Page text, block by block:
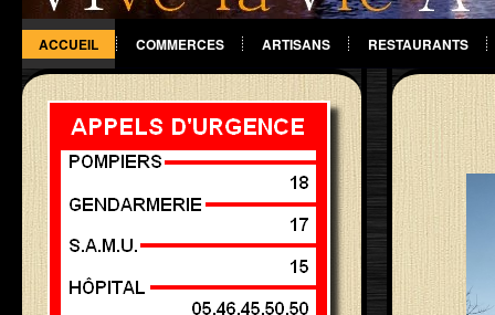
ACCUEIL COMMERCES ARTISANS RESTAURANTS
DIVERS